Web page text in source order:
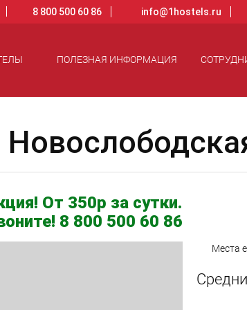
8 800 500 60 86 info@1hostels.ru
ПОЛЕЗНАЯ ИНФОРМАЦИЯ
От 350р за сутки.
8 800 500 60 86
Места